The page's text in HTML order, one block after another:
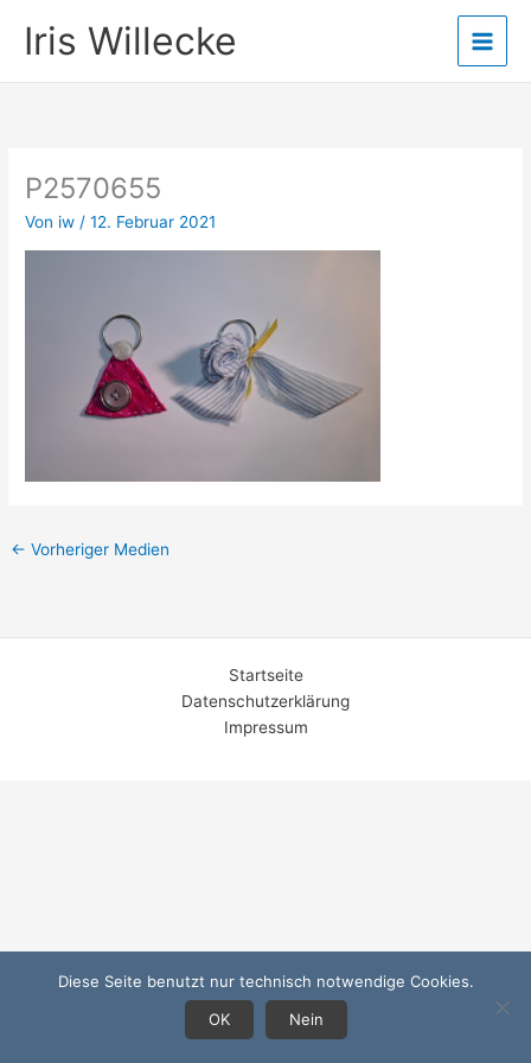
InhaltIris Willecke
P2570655
Von iw /12. Februar 2021
← Vorheriger Medien
Startseite
Datenschutzerklärung
Impressum
Diese Seite benutzt nur technisch notwendige Cookies.
OK
Nein